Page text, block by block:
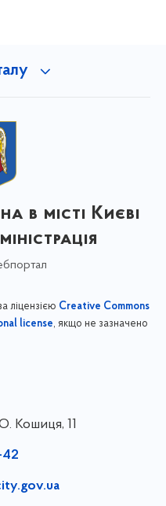
в місті Києві
ліцензією Creative Commons
license, якщо не зазначено
Кошиця, 11
42